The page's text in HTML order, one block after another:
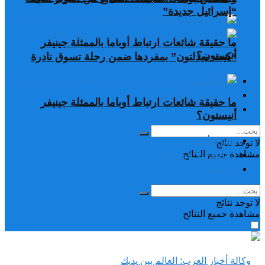
ما حقيقة شائعات ارتباط أوباما بالممثلة جينيفر
أنيستون؟
تغريدات
دراسات وبحوث
رياضة
لا توجد نتائج
مشاهدة جميع النتائح
“إسرائيل جديدة”
“كيت ميدلتون” بمفردها ضمن رحلة تسوق نادرة
ما حقيقة شائعات ارتباط أوباما بالممثلة جينيفر
أنيستون؟
تغريدات
دراسات وبحوث
لا توجد نتائج
مشاهدة جميع النتائح